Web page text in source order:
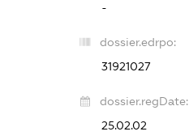
-
dossier.edrpo:
31921027
dossier.regDate:
25.02.02